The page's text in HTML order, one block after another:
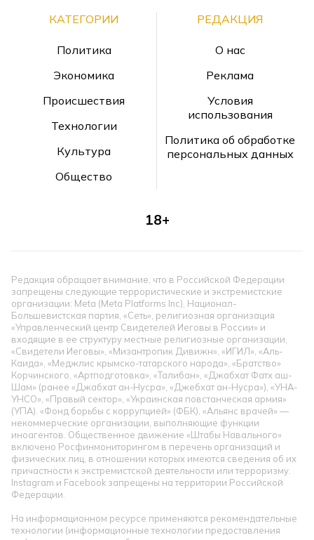
КАТЕГОРИИ
Политика
Экономика
Происшествия
Технологии
Культура
Общество
РЕДАКЦИЯ
О нас
Реклама
Условия
использования
Политика об обработке
персональных данных
18+
Редакция обращает внимание, что в Российской Федерации
запрещены следующие террористические и экстремистские
организации: Meta (Meta Platforms Inc), Национал-
Большевистская партия, «Сеть», религиозная организация
«Управленческий центр Свидетелей Иеговы в России» и
входящие в ее структуру местные религиозные организации,
«Свидетели Иеговы», «Мизантропик Дивижн», «ИГИЛ», «Аль-
Каида», «Меджлис крымско-татарского народа», «Братство»
Корчинского, «Артподготовка», «Талибан», «Джабхат Фатх аш-
Шам» (ранее «Джабхат ан-Нусра», «Джебхат ан-Нусра»), «УНА-
УНСО», «Правый сектор», «Украинская повстанческая армия»
(УПА). «Фонд борьбы с коррупцией» (ФБК), «Альянс врачей» —
некоммерческие организации, выполняющие функции
иноагентов. Общественное движение «Штабы Навального»
включено Росфинмониторингом в перечень организаций и
физических лиц, в отношении которых имеются сведения об их
причастности к экстремистской деятельности или терроризму.
Instagram и Facebook запрещены на территории Российской
Федерации.
На информационном ресурсе применяются рекомендательные
технологии (информационные технологии предоставления